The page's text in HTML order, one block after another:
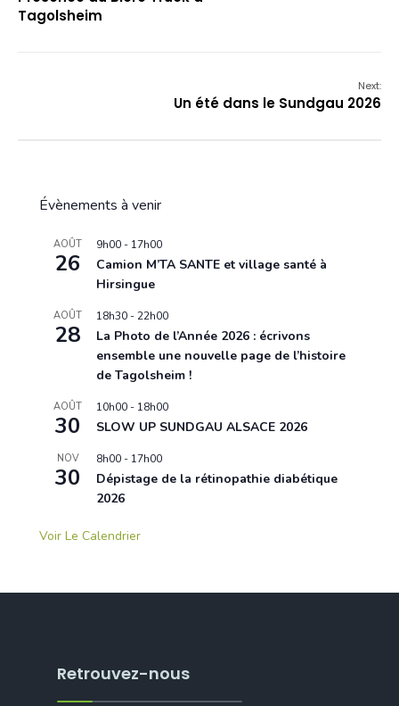
Tagolsheim
Next:
Un été dans le Sundgau 2026
Évènements à venir
AOÛT
26
9h00 - 17h00
Camion M’TA SANTE et village santé à
Hirsingue
AOÛT
28
18h30 -22h00
La Photo de l’Année 2026 : écrivons
ensemble une nouvelle page de l’histoire
de Tagolsheim !
AOÛT
30
10h00 - 18h00
SLOW UP SUNDGAU ALSACE 2026
NOV
30
8h00 - 17h00
Dépistage de la rétinopathie diabétique
2026
Voir Le Calendrier
Retrouvez-nous